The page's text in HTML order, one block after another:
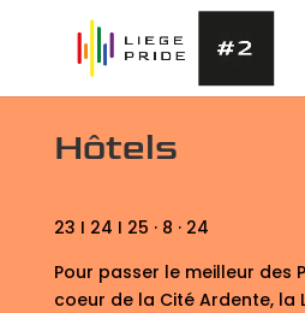
Hôtels
23 I 24 I 25 · 8 · 24
Pour passer le meilleur des
coeur de la Cité Ardente, la